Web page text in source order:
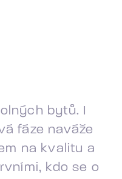
bytů. I
fáze naváže
na kvalitu a
kdo se o